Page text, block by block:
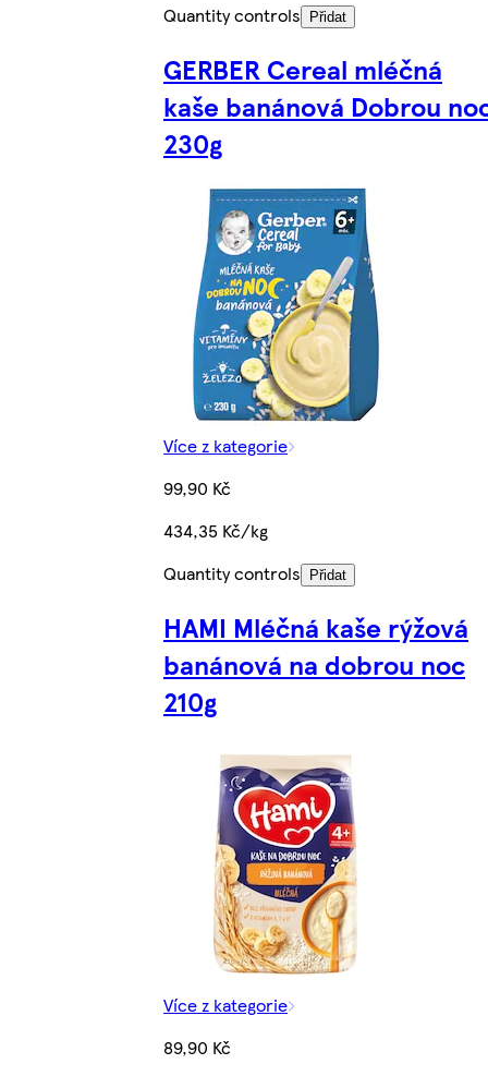
Quantity controls
Přidat
GERBER Cereal mléčná
kaše banánová Dobrou
230g
Více z kategorie
99,90 Kč
434,35 Kč/kg
Quantity controls
Přidat
HAMI Mléčná kaše rýžová
banánová na dobrou noc
210g
Více z kategorie
89,90 Kč